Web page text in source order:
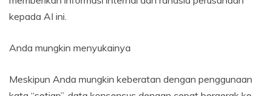
kepada AI ini.
Anda mungkin menyukainya
Meskipun Anda mungkin keberatan dengan penggunaan